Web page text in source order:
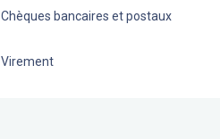
Chèques bancaires et postaux
Virement